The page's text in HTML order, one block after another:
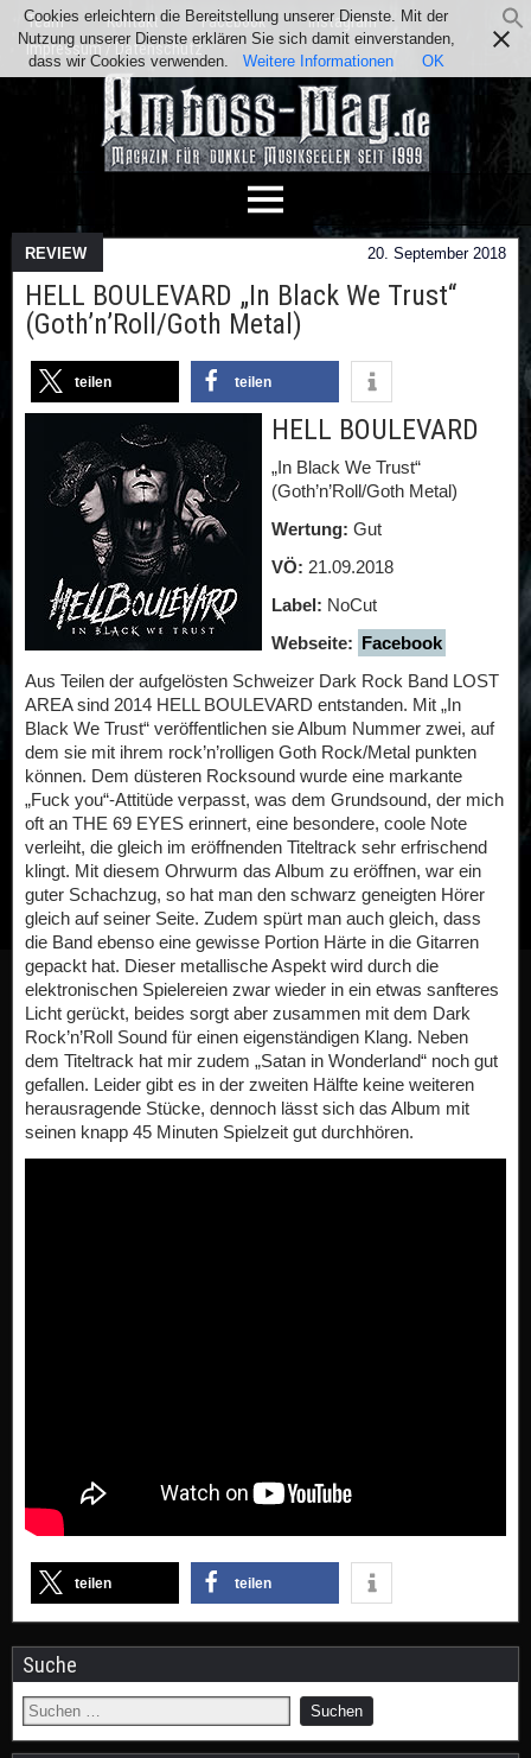
Team Kontakt Facebook
Instagram
Impressum / Datenschutz
REVIEW 20. September 2018
HELL BOULEVARD „In Black We Trust“
(Goth’n’Roll/Goth Metal)
teilen teilen
HELL BOULEVARD
„In Black We Trust“
(Goth’n’Roll/Goth Metal)
Wertung: Gut
VÖ: 21.09.2018
Label: NoCut
Webseite: Facebook
Aus Teilen der aufgelösten Schweizer Dark Rock Band LOST
AREA sind 2014 HELL BOULEVARD entstanden. Mit „In
Black We Trust“ veröffentlichen sie Album Nummer zwei, auf
dem sie mit ihrem rock’n’rolligen Goth Rock/Metal punkten
können. Dem düsteren Rocksound wurde eine markante
„Fuck you“-Attitüde verpasst, was dem Grundsound, der mich
oft an THE 69 EYES erinnert, eine besondere, coole Note
verleiht, die gleich im eröffnenden Titeltrack sehr erfrischend
klingt. Mit diesem Ohrwurm das Album zu eröffnen, war ein
guter Schachzug, so hat man den schwarz geneigten Hörer
gleich auf seiner Seite. Zudem spürt man auch gleich, dass
die Band ebenso eine gewisse Portion Härte in die Gitarren
gepackt hat. Dieser metallische Aspekt wird durch die
elektronischen Spielereien zwar wieder in ein etwas sanfteres
Licht gerückt, beides sorgt aber zusammen mit dem Dark
Rock’n’Roll Sound für einen eigenständigen Klang. Neben
dem Titeltrack hat mir zudem „Satan in Wonderland“ noch gut
gefallen. Leider gibt es in der zweiten Hälfte keine weiteren
herausragende Stücke, dennoch lässt sich das Album mit
seinen knapp 45 Minuten Spielzeit gut durchhören.
teilen teilen
Suche
Cookies erleichtern die Bereitstellung unserer Dienste. Mit der
Nutzung unserer Dienste erklären Sie sich damit einverstanden,
dass wir Cookies verwenden.
Weitere Informationen OK